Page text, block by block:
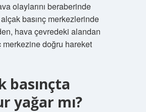
olaylarını beraberinde
basınç merkezlerinde
hava çevredeki alandan
merkezine doğru hareket
basınçta
yağar mı?